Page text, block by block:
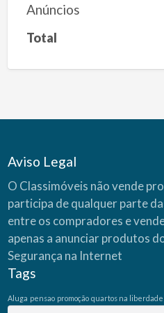
Anúncios
Total
Aviso Legal
O Classimóveis não vende
participa de qualquer parte
entre os compradores e
apenas a anunciar produtos
Segurança na Internet
Tags
Aluga pensao promoção quartos na liberdade